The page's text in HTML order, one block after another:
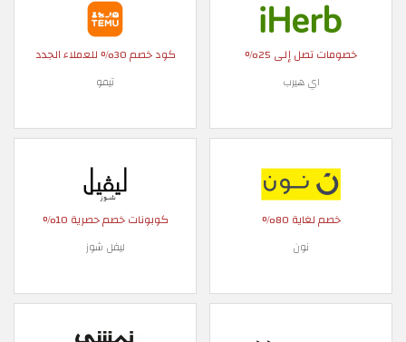
خصومات تصل إلى 25%
اي هيرب
كود خصم 30% للعملاء الجدد
تيمو
خصم لغاية 80%
نون
كوبونات خصم حصرية 10%
ليفل شوز